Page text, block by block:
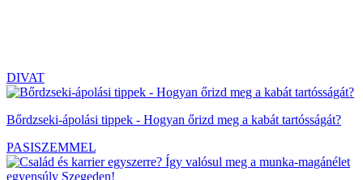
DIVAT
Bőrdzseki-ápolási tippek - Hogyan őrizd meg a kabát tartósságát?
PASISZEMMEL